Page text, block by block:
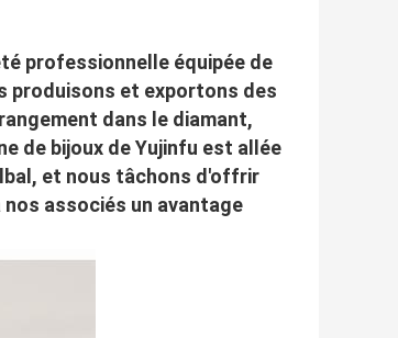
professionnelle équipée de
produisons et exportons des
dans le diamant,
de bijoux de Yujinfu est allée
et nous tâchons d'offrir
associés un avantage